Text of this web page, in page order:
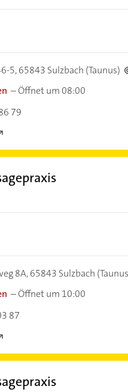
5,65843 Sulzbach (Taunus)
–Öffnet um 08:00
79
8A,65843 Sulzbach
–Öffnet um 10:00
87